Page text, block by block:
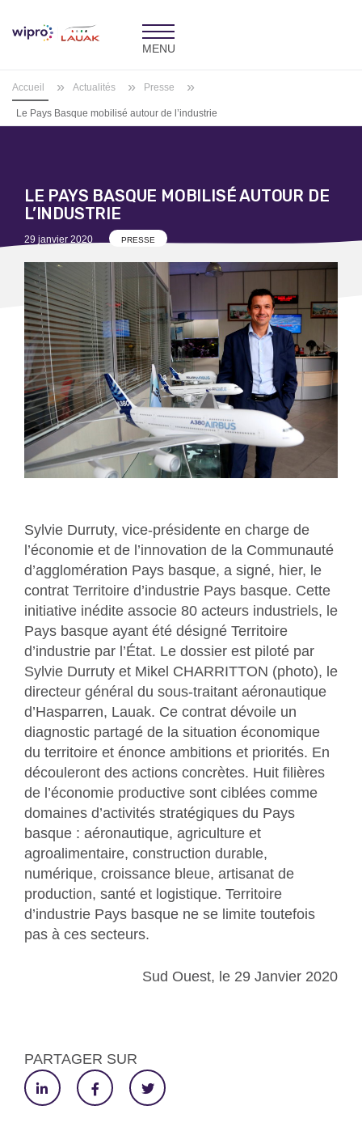
Toggle
navigation
Accueil » Actualités » Presse »
Le Pays Basque mobilisé autour de l’industrie
LE PAYS BASQUE MOBILISÉ AUTOUR DE
L’INDUSTRIE
Posted
29 janvier 2020 PRESSE
Sylvie Durruty, vice-présidente en charge de
l’économie et de l’innovation de la Communauté
d’agglomération Pays basque, a signé, hier, le
contrat Territoire d’industrie Pays basque. Cette
initiative inédite associe 80 acteurs industriels, le
Pays basque ayant été désigné Territoire
d’industrie par l’État. Le dossier est piloté par
Sylvie Durruty et Mikel CHARRITTON (photo), le
directeur général du sous-traitant aéronautique
d’Hasparren, Lauak. Ce contrat dévoile un
diagnostic partagé de la situation économique
du territoire et énonce ambitions et priorités. En
découleront des actions concrètes. Huit filières
de l’économie productive sont ciblées comme
domaines d’activités stratégiques du Pays
basque : aéronautique, agriculture et
agroalimentaire, construction durable,
numérique, croissance bleue, artisanat de
production, santé et logistique. Territoire
d’industrie Pays basque ne se limite toutefois
pas à ces secteurs.
Sud Ouest, le 29 Janvier 2020
PARTAGER SUR